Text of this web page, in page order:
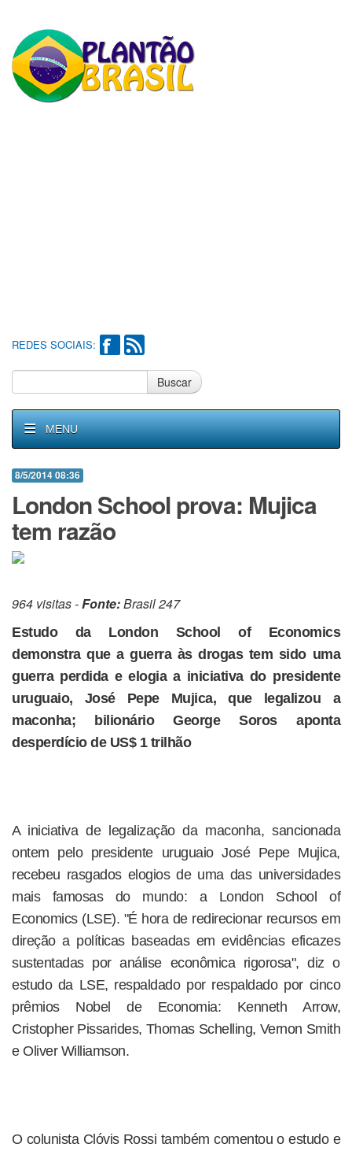
REDES SOCIAIS:
Buscar
MENU
8/5/2014 08:36
London School prova: Mujica
tem razão
964 visitas -Fonte:Brasil 247
Estudo da London School of Economics
demonstra que a guerra às drogas tem sido uma
guerra perdida e elogia a iniciativa do presidente
uruguaio, José Pepe Mujica, que legalizou a
maconha; bilionário George Soros aponta
desperdício de US$ 1 trilhão
A iniciativa de legalização da maconha, sancionada
ontem pelo presidente uruguaio José Pepe Mujica,
recebeu rasgados elogios de uma das universidades
mais famosas do mundo: a London School of
Economics (LSE). "É hora de redirecionar recursos em
direção a políticas baseadas em evidências eficazes
sustentadas por análise econômica rigorosa", diz o
estudo da LSE, respaldado por respaldado por cinco
prêmios Nobel de Economia: Kenneth Arrow,
Cristopher Pissarides, Thomas Schelling, Vernon Smith
e Oliver Williamson.
O colunista Clóvis Rossi também comentou o estudo e